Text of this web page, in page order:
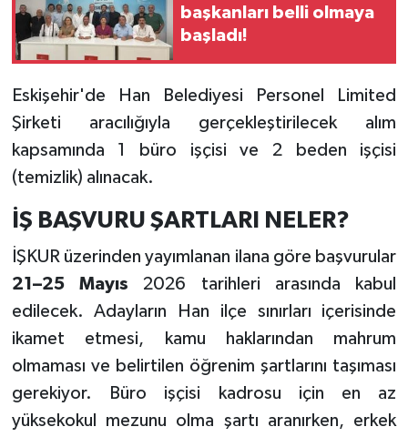
başkanları belli olmaya
başladı!
Eskişehir'de Han Belediyesi Personel Limited
Şirketi aracılığıyla gerçekleştirilecek alım
kapsamında 1 büro işçisi ve 2 beden işçisi
(temizlik) alınacak.
İŞ BAŞVURU ŞARTLARI NELER?
İŞKUR üzerinden yayımlanan ilana göre başvurular
21–25 Mayıs 2026 tarihleri arasında kabul
edilecek. Adayların Han ilçe sınırları içerisinde
ikamet etmesi, kamu haklarından mahrum
olmaması ve belirtilen öğrenim şartlarını taşıması
gerekiyor. Büro işçisi kadrosu için en az
yüksekokul mezunu olma şartı aranırken, erkek